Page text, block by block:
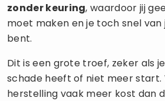
zonder keuring, waardoor jij
moet maken en je toch snel
bent.
Dit is een grote troef, zeker als
schade heeft of niet meer start.
herstelling vaak meer kost dan